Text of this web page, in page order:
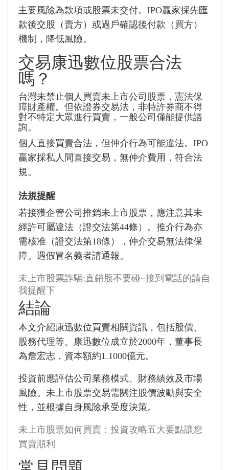
主要風險為款項或股票未交付。IPO贏家採先匯
款後交股（賣方）或過戶確認後付款（買方）
機制，降低風險。
交易康迅數位股票合法
嗎？
台灣未禁止個人買賣未上市公司股票，憲法保
障財產權。但依證券交易法，非特許券商不得
對不特定大眾進行買賣，一般公司僅能提供諮
詢。
個人直接買賣合法，但仲介行為可能違法。IPO
贏家採私人間直接交易，無仲介費用，符合法
規。
法規提醒
若接獲企管公司推銷未上市股票，應注意其未
經許可屬違法（證交法第44條）。推介行為亦
需核准（證交法第18條），仲介交易無法律保
障。遇假冒名義者請通報。
未上市股票詐騙:直銷股不要碰~接到電話的請自
我提醒下
結論
本文介紹康迅數位買賣相關資訊，包括股價、
股務代理等。康迅數位成立於2000年，董事長
為詹宏志，資本額約1.1000億元。
投資前應評估公司業務模式、財務績效及市場
風險。未上市股票交易需關注股價波動與安全
性，並根據自身風險承受度決策。
未上市股票如何買賣：投資攻略五大要點讓您
買賣順利